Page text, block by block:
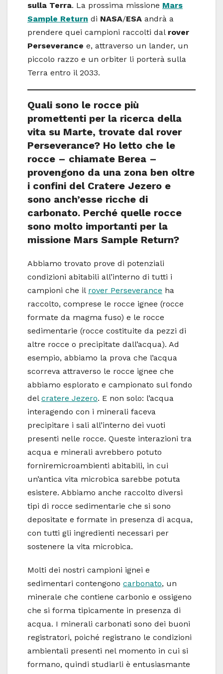
sulla Terra. La prossima missione Mars
Sample Return di NASA/ESA andrà a
prendere quei campioni raccolti dal rover
Perseverance e, attraverso un lander, un
piccolo razzo e un orbiter li porterà sulla
Terra entro il 2033.
Quali sono le rocce più
promettenti per la ricerca della
vita su Marte, trovate dal rover
Perseverance? Ho letto che le
rocce – chiamate Berea –
provengono da una zona ben oltre
i confini del Cratere Jezero e
sono anch’esse ricche di
carbonato. Perché quelle rocce
sono molto importanti per la
missione Mars Sample Return?
Abbiamo trovato prove di potenziali
condizioni abitabili all’interno di tutti i
campioni che il rover Perseverance ha
raccolto, comprese le rocce ignee (rocce
formate da magma fuso) e le rocce
sedimentarie (rocce costituite da pezzi di
altre rocce o precipitate dall’acqua). Ad
esempio, abbiamo la prova che l’acqua
scorreva attraverso le rocce ignee che
abbiamo esplorato e campionato sul fondo
del cratere Jezero. E non solo: l’acqua
interagendo con i minerali faceva
precipitare i sali all’interno dei vuoti
presenti nelle rocce. Queste interazioni tra
acqua e minerali avrebbero potuto
forniremicroambienti abitabili, in cui
un’antica vita microbica sarebbe potuta
esistere. Abbiamo anche raccolto diversi
tipi di rocce sedimentarie che si sono
depositate e formate in presenza di acqua,
con tutti gli ingredienti necessari per
sostenere la vita microbica.
Molti dei nostri campioni ignei e
sedimentari contengono carbonato, un
minerale che contiene carbonio e ossigeno
che si forma tipicamente in presenza di
acqua. I minerali carbonati sono dei buoni
registratori, poiché registrano le condizioni
ambientali presenti nel momento in cui si
formano, quindi studiarli è entusiasmante